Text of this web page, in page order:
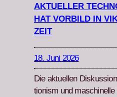
AKTUELLER
HAT VORBILD IN
ZEIT
18. Juni 2026
Die aktuellen
tion­ism und